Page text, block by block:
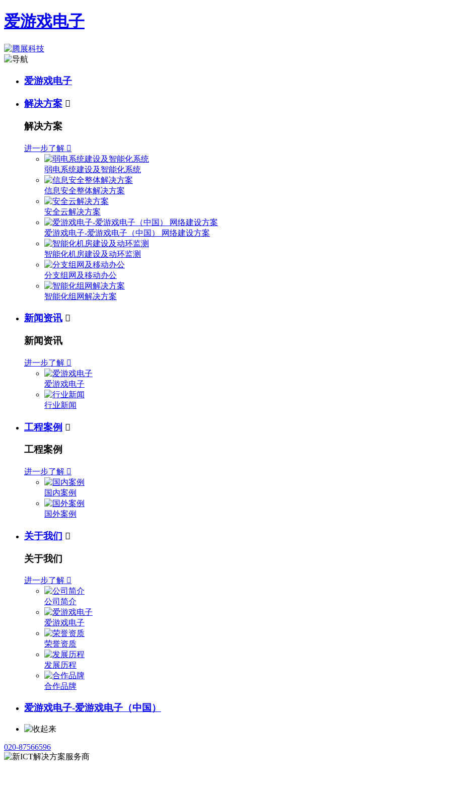
爱游戏电子
爱游戏电子
解决方案 
解决方案
进一步了解 
弱电系统建设及智能化系统
信息安全整体解决方案
安全云解决方案
爱游戏电子-爱游戏电子（中国） 网络建设方案
智能化机房建设及动环监测
分支组网及移动办公
智能化组网解决方案
新闻资讯 
新闻资讯
进一步了解 
爱游戏电子
行业新闻
工程案例 
工程案例
进一步了解 
国内案例
国外案例
关于我们 
关于我们
进一步了解 
公司简介
爱游戏电子
荣誉资质
发展历程
合作品牌
爱游戏电子-爱游戏电子（中国）
020-87566596